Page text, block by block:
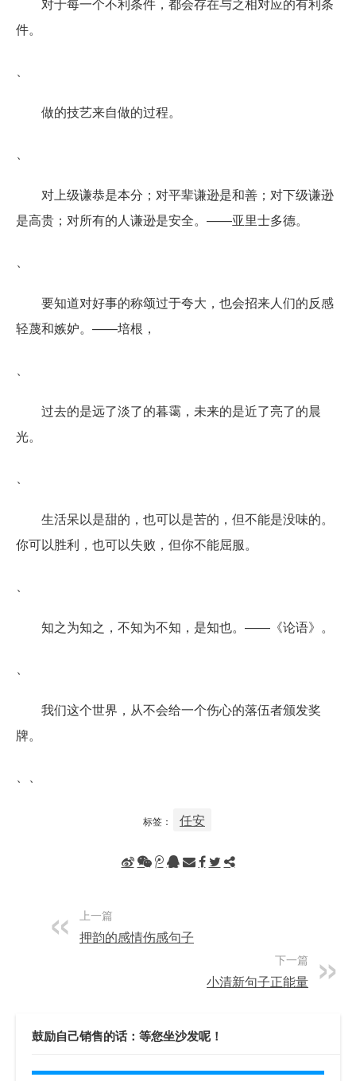
件。
做的技艺来自做的过程。
对上级谦恭是本分；对平辈谦逊是和善；对下级谦逊
是高贵；对所有的人谦逊是安全。——亚里士多德。
要知道对好事的称颂过于夸大，也会招来人们的反感
轻蔑和嫉妒。——培根，
过去的是远了淡了的暮霭，未来的是近了亮了的晨
光。
生活呆以是甜的，也可以是苦的，但不能是没味的。
你可以胜利，也可以失败，但你不能屈服。
知之为知之，不知为不知，是知也。——《论语》。
我们这个世界，从不会给一个伤心的落伍者颁发奖
牌。
标签： 任安
上一篇
押韵的感情伤感句子
下一篇
小清新句子正能量
鼓励自己销售的话：等您坐沙发呢！